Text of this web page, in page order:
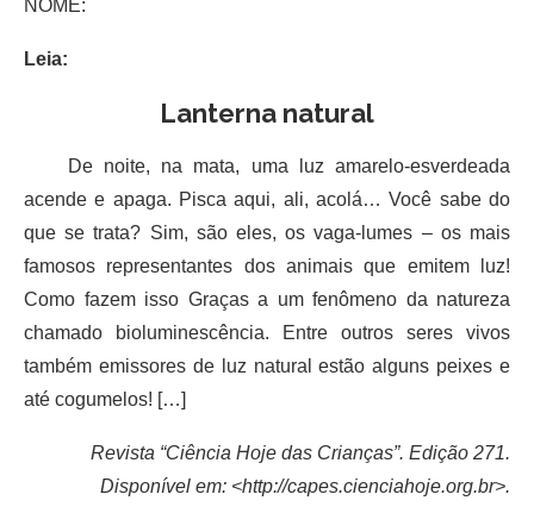
NOME:
Leia:
Lanterna natural
De noite, na mata, uma luz amarelo-esverdeada
acende e apaga. Pisca aqui, ali, acolá… Você sabe do
que se trata? Sim, são eles, os vaga-lumes – os mais
famosos representantes dos animais que emitem luz!
Como fazem isso Graças a um fenômeno da natureza
chamado bioluminescência. Entre outros seres vivos
também emissores de luz natural estão alguns peixes e
até cogumelos! […]
Revista “Ciência Hoje das Crianças”. Edição 271.
Disponível em: <http://capes.cienciahoje.org.br>.